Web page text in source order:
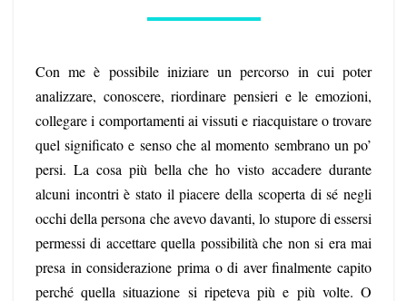
Con me è possibile iniziare un percorso in cui poter
analizzare, conoscere, riordinare pensieri e le emozioni,
collegare i comportamenti ai vissuti e riacquistare o trovare
quel significato e senso che al momento sembrano un po’
persi. La cosa più bella che ho visto accadere durante
alcuni incontri è stato il piacere della scoperta di sé negli
occhi della persona che avevo davanti, lo stupore di essersi
permessi di accettare quella possibilità che non si era mai
presa in considerazione prima o di aver finalmente capito
perché quella situazione si ripeteva più e più volte. O